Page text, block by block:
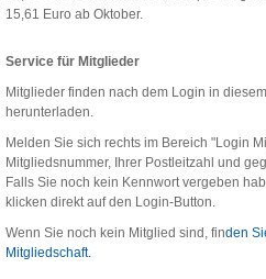
15,61 Euro ab Oktober.
Service für Mitglieder
Mitglieder finden nach dem Login in
herunterladen.
Melden Sie sich rechts im Bereich "Login
Mitgliedsnummer, Ihrer Postleitzahl und
Falls Sie noch kein Kennwort vergeben
klicken direkt auf den Login-Button.
Wenn Sie noch kein Mitglied sind, finden
Mitgliedschaft.